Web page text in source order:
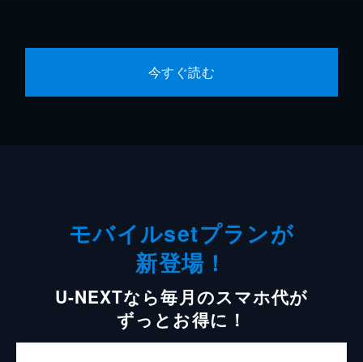
今すぐ読む
モバイルsetプランが
新登場！
U-NEXTなら毎月のスマホ代が
ずっとお得に！